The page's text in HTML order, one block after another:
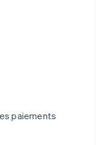
paiements